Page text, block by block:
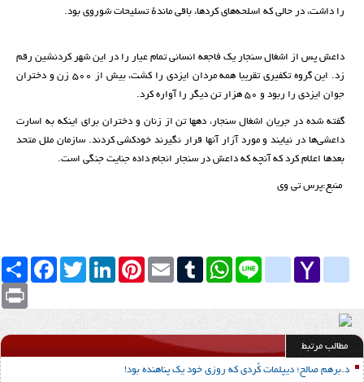
را داشت، در حالی که اسلحه‌های کردها، باقی ماندهٔ تسلیحات شوروی بود.
داعش پس از اشغال سنجار یک فاجعه انسانی تمام عیار را در این شهر کردنشین رقم
زد. این گروه تکفیری تقریبا همه مردان ایزدی را کشت، بیش از 500 زن و دختران
جوان ایزدی را ربود و 50 هزار تن دیگر را آواره کرد.
گفته شده در جریان اشغال سنجار، دهها تن از زنان و دختران برای اینکه به اسارت
داعشی‌ها در نیایند و مورد آزار آنها قرار نگیرند خودکشی کردند. سازمان ملل متحد
بعدها اعلام کرد که آنچه که داعش در سنجار انجام داده جنایت جنگی است.
منبع:پرس تی وی
Facebook TwitterLinkedInPinterest Email TumblrWhatsApp Line
google_bookmarks
Yahoo
yahoo_messenger
Print
مطالب مرتبط
د.برهم صالح؛ دیپلمات کُردی که روزی خود یک پناهنده بود!